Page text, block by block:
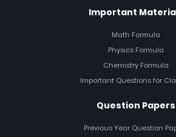
Important
Math Formula
Physics Formula
Chemistry Formula
Important Questions for
Question Papers
Previous Year Question